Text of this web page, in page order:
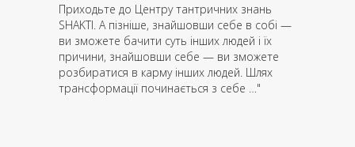
Приходьте до Центру тантричних знань
SHAKTI. А пізніше, знайшовши себе в собі —
ви зможете бачити суть інших людей і їх
причини, знайшовши себе — ви зможете
розбиратися в карму інших людей. Шлях
трансформації починається з себе …"